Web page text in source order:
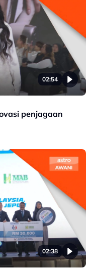
02:54
penjagaan
02:38